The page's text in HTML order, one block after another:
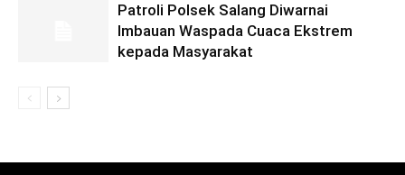
Patroli Polsek Salang Diwarnai
Imbauan Waspada Cuaca Ekstrem
kepada Masyarakat